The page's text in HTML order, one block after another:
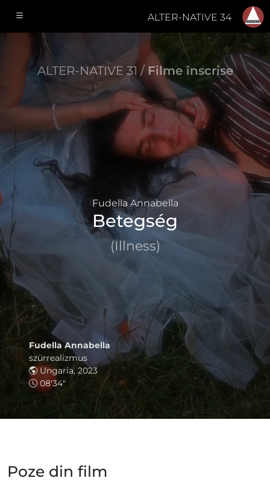
ALTER-NATIVE 34
ALTER-NATIVE 31 / Filme înscrise
Fudella Annabella
Betegség
(Illness)
Fudella Annabella
szürrealizmus
Ungaria, 2023
08'34"
Poze din film